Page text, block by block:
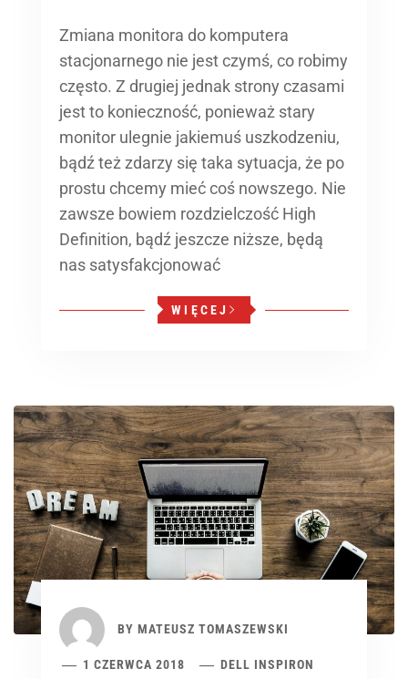
Zmiana monitora do komputera
stacjonarnego nie jest czymś, co robimy
często. Z drugiej jednak strony czasami
jest to konieczność, ponieważ stary
monitor ulegnie jakiemuś uszkodzeniu,
bądź też zdarzy się taka sytuacja, że po
prostu chcemy mieć coś nowszego. Nie
zawsze bowiem rozdzielczość High
Definition, bądź jeszcze niższe, będą
nas satysfakcjonować
WIĘCEJ
BY MATEUSZ TOMASZEWSKI
1 CZERWCA 2018 DELL INSPIRON